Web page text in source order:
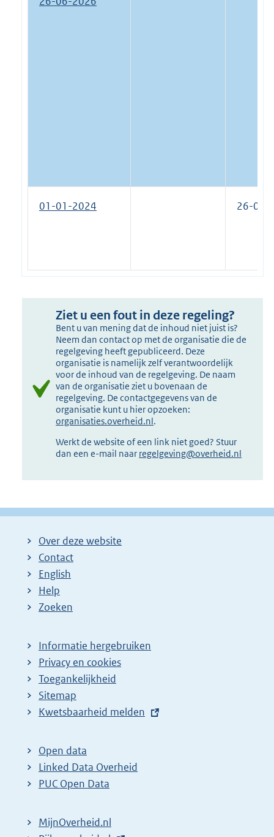
01-01-2024 26-06-
Ziet u een fout in deze regeling?
Bent u van mening dat de inhoud niet juist is?
Neem dan contact op met de organisatie die de
regelgeving heeft gepubliceerd. Deze
organisatie is namelijk zelf verantwoordelijk
voor de inhoud van de regelgeving. De naam
van de organisatie ziet u bovenaan de
regelgeving. De contactgegevens van de
organisatie kunt u hier opzoeken:
organisaties.overheid.nl.
Werkt de website of een link niet goed? Stuur
dan een e-mail naar regelgeving@overheid.nl
Over deze website
Contact
English
Help
Zoeken
Informatie hergebruiken
Privacy en cookies
Toegankelijkheid
Sitemap
E
t
e
r
l
Kwetsbaarheid melden
Open data
Linked Data Overheid
PUC Open Data
MijnOverheid.nl